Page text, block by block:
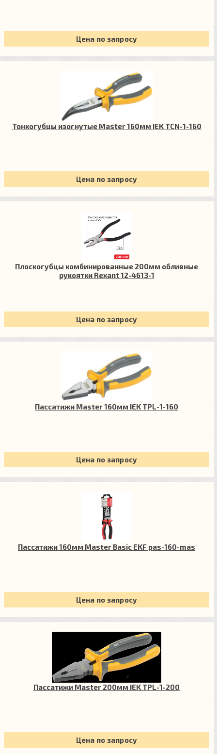
Цена по запросу
Тонкогубцы изогнутые Master 160мм IEK TCN-1-160
Цена по запросу
Плоскогубцы комбинированные 200мм обливные
рукоятки Rexant 12-4613-1
Цена по запросу
Пассатижи Master 160мм IEK TPL-1-160
Цена по запросу
Пассатижи 160мм Master Basic EKF pas-160-mas
Цена по запросу
Пассатижи Master 200мм IEK TPL-1-200
Цена по запросу